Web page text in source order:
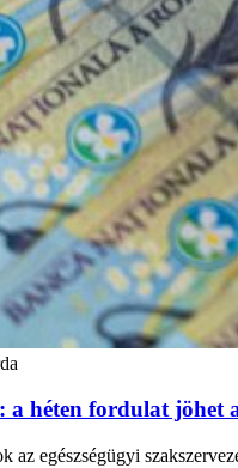
a héten fordulat jöhet
az egészségügyi